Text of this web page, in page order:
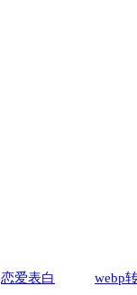
恋爱表白 webp